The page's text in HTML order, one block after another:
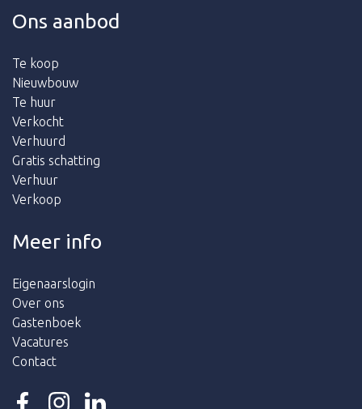
Ons aanbod
Te koop
Nieuwbouw
Te huur
Verkocht
Verhuurd
Gratis schatting
Verhuur
Verkoop
Meer info
Eigenaarslogin
Over ons
Gastenboek
Vacatures
Contact